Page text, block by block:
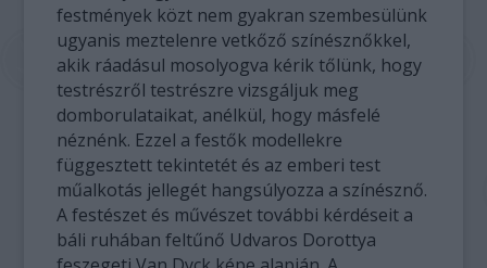
festmények közt nem gyakran szembesülünk
ugyanis meztelenre vetkőző színésznőkkel,
akik ráadásul mosolyogva kérik tőlünk, hogy
testrészről testrészre vizsgáljuk meg
domborulataikat, anélkül, hogy másfelé
néznénk. Ezzel a festők modellekre
függesztett tekintetét és az emberi test
műalkotás jellegét hangsúlyozza a színésznő.
A festészet és művészet további kérdéseit a
báli ruhában feltűnő Udvaros Dorottya